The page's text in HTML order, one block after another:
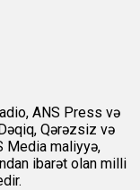
ANS Press və
Qərəzsiz və
Media maliyyə,
ibarət olan milli